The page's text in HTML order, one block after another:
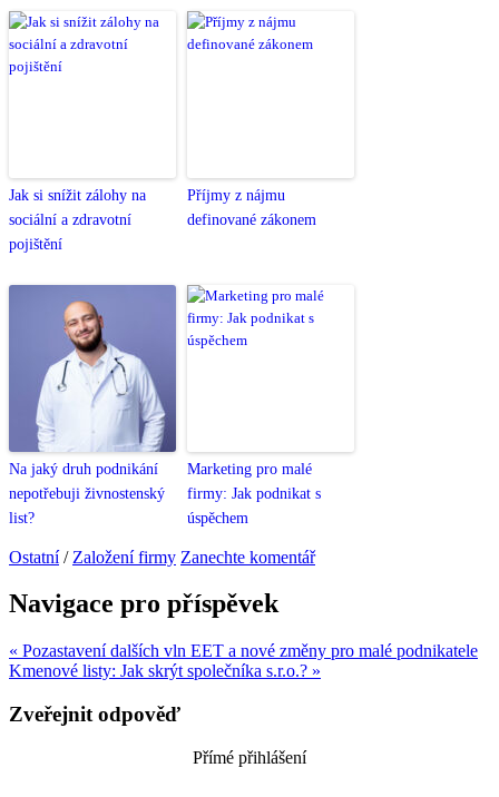
Jak si snížit zálohy na
sociální a zdravotní
pojištění
Příjmy z nájmu
definované zákonem
Na jaký druh podnikání
nepotřebuji živnostenský
list?
Marketing pro malé
firmy: Jak podnikat s
úspěchem
Ostatní/ Založení firmy Zanechte komentář
Navigace pro příspěvek
« Pozastavení dalších vln EET a nové změny pro malé podnikatele
Kmenové listy: Jak skrýt společníka s.r.o.? »
Zveřejnit odpověď
Přímé přihlášení